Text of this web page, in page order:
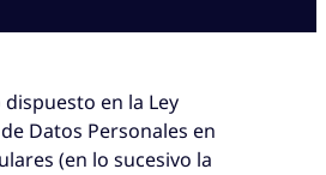
en la Ley
Datos Personales en
(en lo sucesivo la